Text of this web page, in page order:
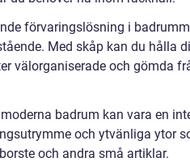
förvaringslösning i
Med skåp kan du hålla
välorganiserade och gömda
badrum kan vara en
och ytvänliga ytor
och andra små artiklar.